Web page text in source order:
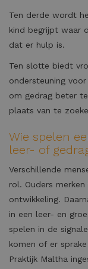
Ten derde wordt
kind begrijpt waar
dat er hulp is.
Ten slotte biedt
ondersteuning
om gedrag beter
plaats van te
Wie spelen
leer- of
Verschillende
rol. Ouders
ontwikkeling.
in een leer- en
spelen in de
komen of er
Praktijk Maltha